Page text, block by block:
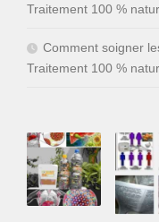
Traitement 100 %
Comment soigner
Traitement 100 %